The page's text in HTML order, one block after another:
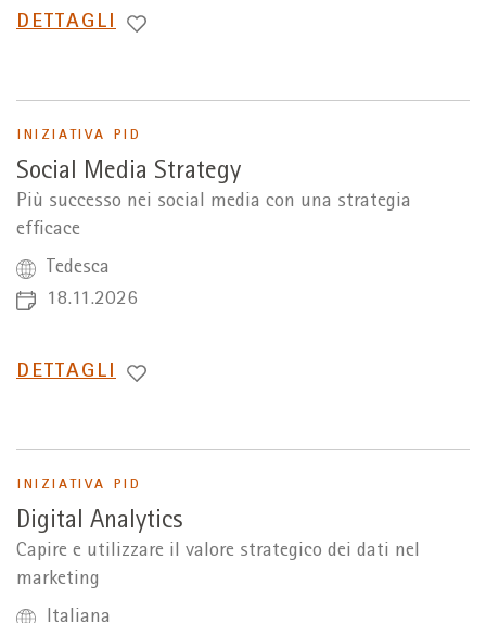
PASSA
DETTAGLI
INIZIATIVA PID
Social Media Strategy
Più successo nei social media con una strategia
efficace
Tedesca
18.11.2026
PASSA
DETTAGLI
INIZIATIVA PID
Digital Analytics
Capire e utilizzare il valore strategico dei dati nel
marketing
Italiana